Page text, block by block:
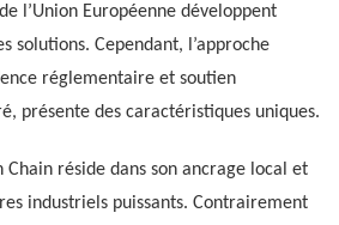
l’Union Européenne développent
solutions. Cependant, l’approche
réglementaire et soutien
présente des caractéristiques uniques.
Chain réside dans son ancrage local et
industriels puissants. Contrairement